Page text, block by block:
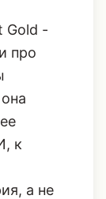
Gold -
про
к
а не